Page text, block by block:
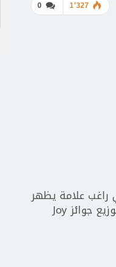
0 1٬327
راغب علامة يظهر
فيه وهو يمازح زميله ومواطنه الفنان والملحن مروان خوري على هامش حفل توزيع جوائز Joy